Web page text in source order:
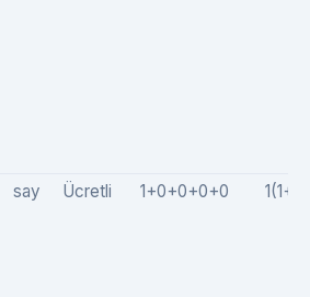
say Ücretli 1+0+0+0+0